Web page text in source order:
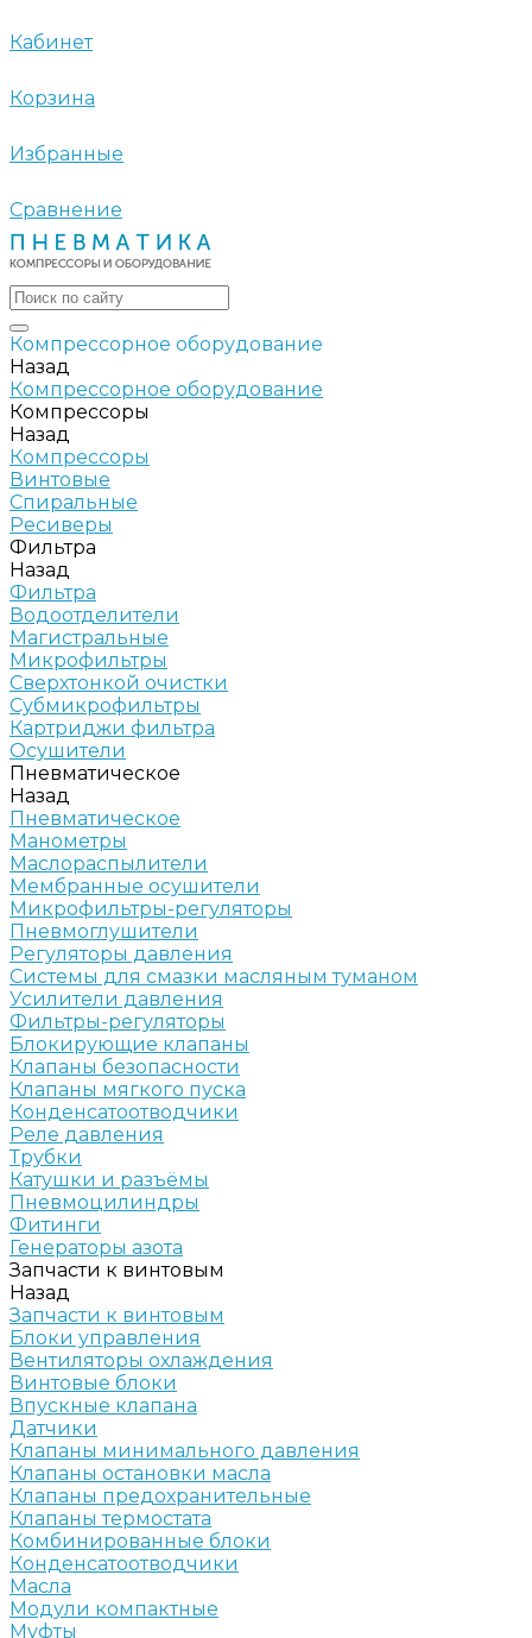
Кабинет
Корзина
Избранные
Сравнение
Компрессорное оборудование
Назад
Компрессорное оборудование
Компрессоры
Назад
Компрессоры
Винтовые
Спиральные
Ресиверы
Фильтра
Назад
Фильтра
Водоотделители
Магистральные
Микрофильтры
Сверхтонкой очистки
Субмикрофильтры
Картриджи фильтра
Осушители
Пневматическое
Назад
Пневматическое
Манометры
Маслораспылители
Мембранные осушители
Микрофильтры-регуляторы
Пневмоглушители
Регуляторы давления
Системы для смазки масляным туманом
Усилители давления
Фильтры-регуляторы
Блокирующие клапаны
Клапаны безопасности
Клапаны мягкого пуска
Конденсатоотводчики
Реле давления
Трубки
Катушки и разъёмы
Пневмоцилиндры
Фитинги
Генераторы азота
Запчасти к винтовым
Назад
Запчасти к винтовым
Блоки управления
Вентиляторы охлаждения
Винтовые блоки
Впускные клапана
Датчики
Клапаны минимального давления
Клапаны остановки масла
Клапаны предохранительные
Клапаны термостата
Комбинированные блоки
Конденсатоотводчики
Масла
Модули компактные
Муфты